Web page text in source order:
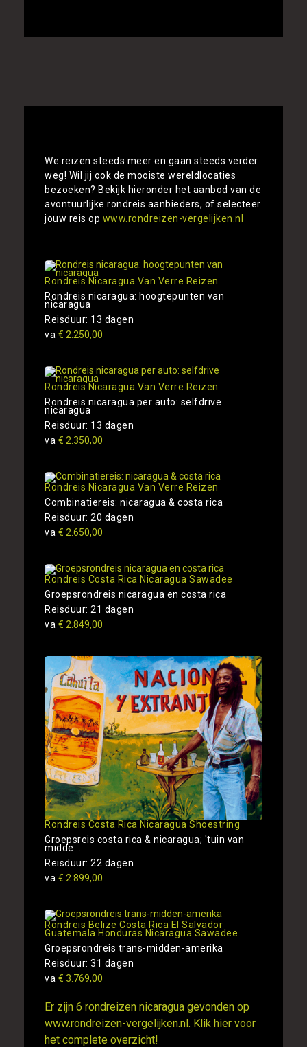
We reizen steeds meer en gaan steeds verder
weg! Wil jij ook de mooiste wereldlocaties
bezoeken? Bekijk hieronder het aanbod van de
avontuurlijke rondreis aanbieders, of selecteer
jouw reis op www.rondreizen-vergelijken.nl
Rondreis Nicaragua Van Verre Reizen
Rondreis nicaragua: hoogtepunten van
nicaragua
Reisduur: 13 dagen
va € 2.250,00
Rondreis Nicaragua Van Verre Reizen
Rondreis nicaragua per auto: selfdrive
nicaragua
Reisduur: 13 dagen
va € 2.350,00
Rondreis Nicaragua Van Verre Reizen
Combinatiereis: nicaragua & costa rica
Reisduur: 20 dagen
va € 2.650,00
Rondreis Costa Rica Nicaragua Sawadee
Groepsrondreis nicaragua en costa rica
Reisduur: 21 dagen
va € 2.849,00
Rondreis Costa Rica Nicaragua Shoestring
Groepsreis costa rica & nicaragua; 'tuin van
midde...
Reisduur: 22 dagen
va € 2.899,00
Rondreis Belize Costa Rica El Salvador
Guatemala Honduras Nicaragua Sawadee
Groepsrondreis trans-midden-amerika
Reisduur: 31 dagen
va € 3.769,00
Er zijn 6 rondreizen nicaragua gevonden op
www.rondreizen-vergelijken.nl. Klik hier voor
het complete overzicht!